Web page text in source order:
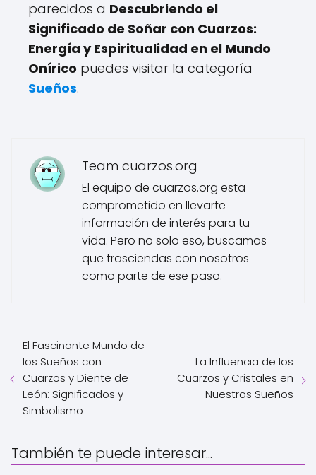
parecidos a Descubriendo el
Significado de Soñar con Cuarzos:
Energía y Espiritualidad en el Mundo
Onírico puedes visitar la categoría
Sueños.
Team cuarzos.org
El equipo de cuarzos.org esta
comprometido en llevarte
información de interés para tu
vida. Pero no solo eso, buscamos
que trasciendas con nosotros
como parte de ese paso.
El Fascinante Mundo de
los Sueños con
Cuarzos y Diente de
León: Significados y
Simbolismo
La Influencia de los
Cuarzos y Cristales en
Nuestros Sueños
También te puede interesar...